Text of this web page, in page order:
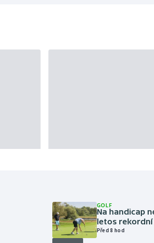
GOLF
Na handicap
letos rekordní
Před 8 hod